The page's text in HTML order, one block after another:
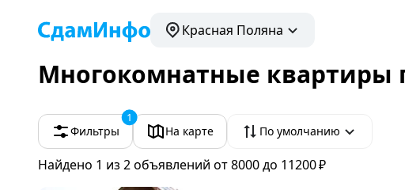
Красная Поляна
Многокомнатные квартиры
Фильтры
1
На карте По умолчанию
Найдено 1 из 2 объявлений от 8000 до 11200 ₽